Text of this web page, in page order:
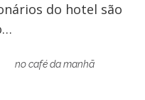
do hotel são
no café da manhã